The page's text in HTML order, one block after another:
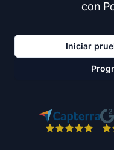
con
Iniciar